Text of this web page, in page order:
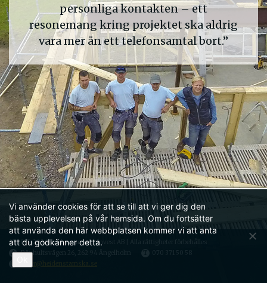
© 2015-2026 Heidenstamska Invest AB | Alla rättigheter förbehålles
A Rönhultsvägen 26, 262 94 Ängelholm
070 371 50 58
peder@heidenstamska.se
personliga kontakten – ett
resonemang kring projektet ska aldrig
vara mer än ett telefonsamtal bort.”
Vi använder cookies för att se till att vi ger dig den
bästa upplevelsen på vår hemsida. Om du fortsätter
att använda den här webbplatsen kommer vi att anta
att du godkänner detta.